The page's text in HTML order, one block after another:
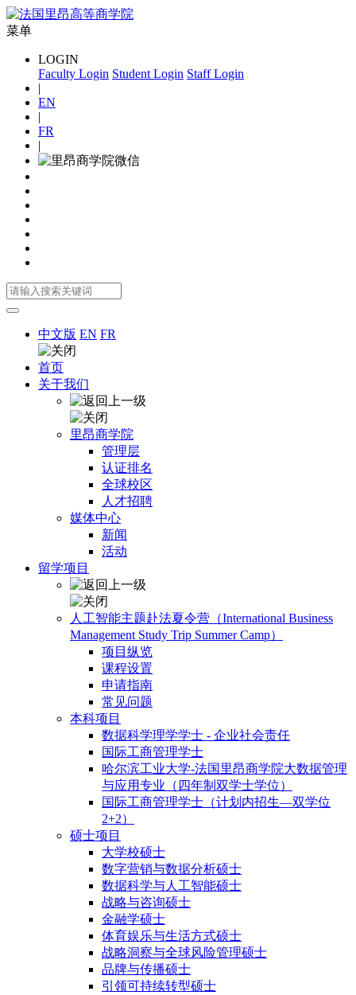
菜单
LOGIN
Faculty Login Student Login Staff Login
|
EN
|
FR
|
中文版 EN FR
首页
关于我们
里昂商学院
管理层
认证排名
全球校区
人才招聘
媒体中心
新闻
活动
留学项目
人工智能主题赴法夏令营（International Business
Management Study Trip Summer Camp）
项目纵览
课程设置
申请指南
常见问题
本科项目
数据科学理学学士 - 企业社会责任
国际工商管理学士
哈尔滨工业大学-法国里昂商学院大数据管理
与应用专业（四年制双学士学位）
国际工商管理学士（计划内招生—双学位
2+2）
硕士项目
大学校硕士
数字营销与数据分析硕士
数据科学与人工智能硕士
战略与咨询硕士
金融学硕士
体育娱乐与生活方式硕士
战略洞察与全球风险管理硕士
品牌与传播硕士
引领可持续转型硕士